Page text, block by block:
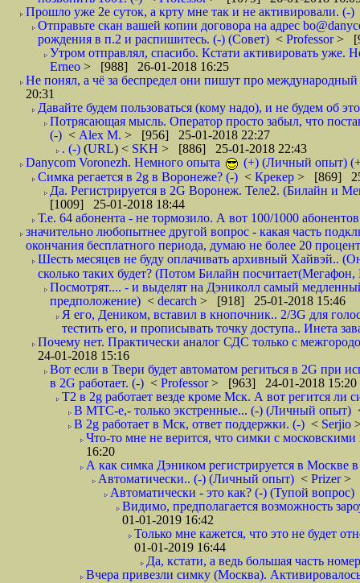
Прошло уже 2е суток, а крту мне так и не активировали. (-)
Отправьте скан вашей копии договора на адрес
рождения в п.2 и распишитесь. (-) (Совет) < Professor>
Утром отправлял, спасибо. Кстати активировать уже.
Erneo > [988] 26-01-2018 16:25
Не понял, а чё за беспредел они пишут про
20:31
Давайте будем пользоваться (кому надо), и не будем об
Потрясающая мысль. Оператор просто забыл, что
(-) < Alex M. > [956] 25-01-2018 22:27
. (-) (URL) < SKH > [886] 25-01-2018 22:43
Danycom Voronezh. Немного опыта
(+) (Личный опыт)
Симка регается в 2g в Воронеже? (-) < Крекер > [869]
Да. Регистрируется в 2G Воронеж. Теле2. (Билайн и
[1009] 25-01-2018 18:44
Т.е. 64 абонента - не тормозило. А вот 100/1000
значительно любопытнее другой вопрос - какая часть
окончания бесплатного периода, думаю не более 20
Шесть месяцев не буду оплачивать архивный Хайвэй..
сколько таких будет? (Потом Билайн
Посмотрят.... - и выделят на Дэниколл самый
предположение) < decarch > [918] 25-01-2018 15:46
Я его, Деником, вставил в кнопочник.. 2/3G для
тестить его, и прописывать точку доступа.. Инета
Почему нет. Практически аналог СДС только с
24-01-2018 15:16
Вот если в Твери будет автоматом региться в 2G при
в 2G работает. (-) < Professor> [963] 24-01-2018 15:20
T2 в 2g работает везде кроме Мск. А вот регится
В МТС-е,- только экстренные... (-) (Личный опыт)
В 2g работает в Мск, ответ поддержки. (-) < Serjio
Что-то мне не верится, что симки с
16:20
А как симка Дэником регистрируется в Москве
Автоматически.. (-) (Личный опыт) < Prizer>
Автоматически - это как? (-) (Тупой вопрос)
Видимо, предполагается возможность
01-01-2019 16:42
Только мне кажется, что это не будет
01-01-2019 16:44
Да, кстати, а ведь большая часть
Вчера привезли симку (Москва).